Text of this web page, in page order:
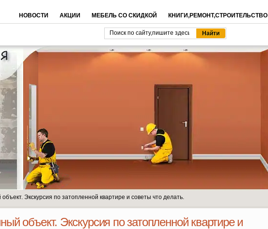
НОВОСТИ АКЦИИ МЕБЕЛЬ СО СКИДКОЙ КНИГИ,РЕМОНТ,СТРОИТЕЛЬСТВО
Экскурсия по затопленной квартире и советы что делать.
объект. Экскурсия по затопленной квартире и